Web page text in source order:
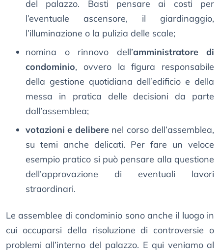
del palazzo. Basti pensare ai costi per
l’eventuale ascensore, il giardinaggio,
l’illuminazione o la pulizia delle scale;
nomina o rinnovo dell’amministratore di
condominio, ovvero la figura responsabile
della gestione quotidiana dell’edificio e della
messa in pratica delle decisioni da parte
dall’assemblea;
votazioni e deliberenel corso dell’assemblea,
su temi anche delicati. Per fare un veloce
esempio pratico si può pensare alla questione
dell’approvazione di eventuali lavori
straordinari.
Le assemblee di condominio sono anche il luogo in
cui occuparsi della risoluzione di controversie o
problemi all’interno del palazzo. E qui veniamo al